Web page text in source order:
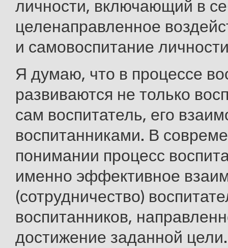
личности, включающий в
целенаправленное
и самовоспитание
Я думаю, что в процессе
развиваются не только
сам воспитатель, его
воспитанниками. В
понимании процесс
именно эффективное
(сотрудничество)
воспитанников,
достижение заданной цели.